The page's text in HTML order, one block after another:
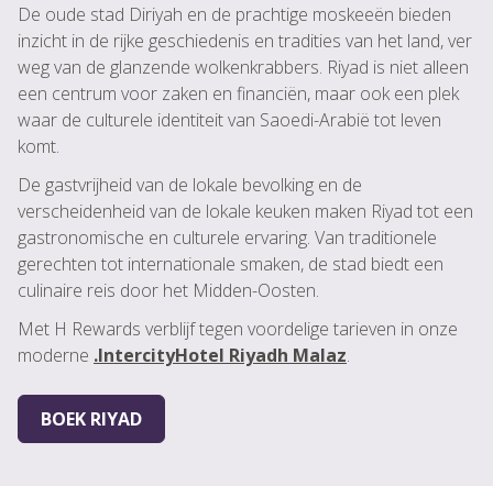
De oude stad Diriyah en de prachtige moskeeën bieden
inzicht in de rijke geschiedenis en tradities van het land, ver
weg van de glanzende wolkenkrabbers. Riyad is niet alleen
een centrum voor zaken en financiën, maar ook een plek
waar de culturele identiteit van Saoedi-Arabië tot leven
komt.
De gastvrijheid van de lokale bevolking en de
verscheidenheid van de lokale keuken maken Riyad tot een
gastronomische en culturele ervaring. Van traditionele
gerechten tot internationale smaken, de stad biedt een
culinaire reis door het Midden-Oosten.
Met H Rewards verblijf tegen voordelige tarieven in onze
moderne .IntercityHotel Riyadh Malaz.
BOEK RIYAD